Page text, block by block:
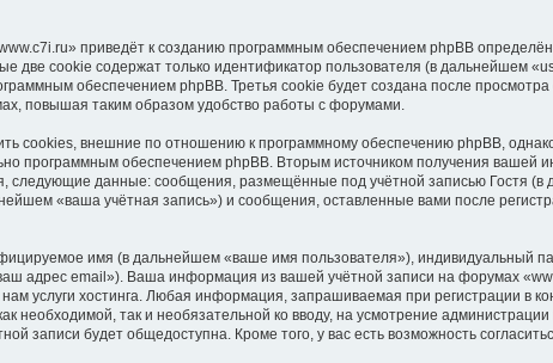
приведёт к созданию программным обеспечением phpBB
две cookie содержат только идентификатор пользователя (в дальнейшем
обеспечением phpBB. Третья cookie будет создана после
повышая таким образом удобство работы с форумами.
cookies, внешние по отношению к программному обеспечению phpBB, однако
программным обеспечением phpBB. Вторым источником получения
следующие данные: сообщения, размещённые под учётной записью Гостя
«ваша учётная запись») и сообщения, оставленные вами после
имя (в дальнейшем «ваше имя пользователя»), индивидуальный
адрес email»). Ваша информация из вашей учётной записи на форумах
услуги хостинга. Любая информация, запрашиваемая при регистрации в
необходимой, так и необязательной ко вводу, на усмотрение
записи будет общедоступна. Кроме того, у вас есть возможность